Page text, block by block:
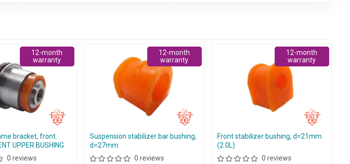
bracket, front.
UPPER BUSHING
0 reviews
12-month
warranty
Suspension stabilizer bar bushing,
d=27mm
0 reviews
12-month
warranty
Front stabilizer bushing, d=21mm
(2.0L)
0 reviews
12-month
warranty